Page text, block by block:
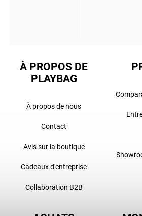
À PROPOS DE
PLAYBAG
À propos de nous
Contact
Avis sur la boutique
Cadeaux d'entreprise
Collaboration B2B